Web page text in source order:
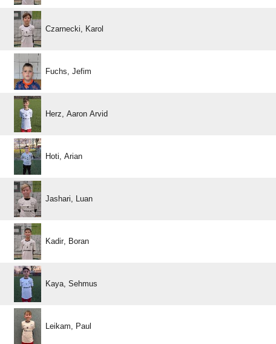
 
 
  
 
 
 
 
 